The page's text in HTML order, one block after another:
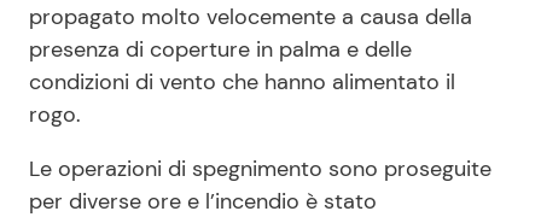
propagato molto velocemente a causa della
presenza di coperture in palma e delle
condizioni di vento che hanno alimentato il
rogo.
Le operazioni di spegnimento sono proseguite
per diverse ore e l’incendio è stato